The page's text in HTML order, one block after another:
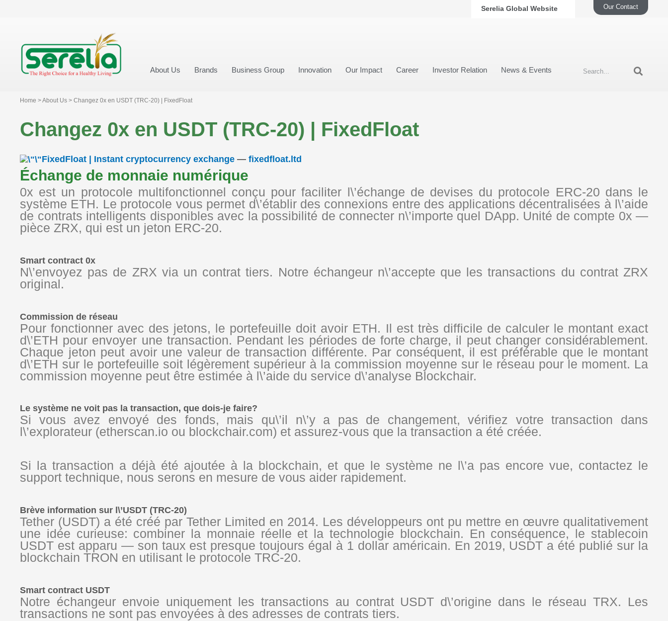
Serelia Global Website Our Contact
About Us Brands Business Group Innovation Our Impact Career Investor Relation News & Events
Home > About Us > Changez 0x en USDT (TRC-20) | FixedFloat
Changez 0x en USDT (TRC-20) | FixedFloat
FixedFloat | Instant cryptocurrency exchange — fixedfloat.ltd
Échange de monnaie numérique
0x est un protocole multifonctionnel conçu pour faciliter l\’échange de devises du protocole ERC-20 dans le
système ETH. Le protocole vous permet d\’établir des connexions entre des applications décentralisées à l\’aide
de contrats intelligents disponibles avec la possibilité de connecter n\’importe quel DApp. Unité de compte 0x —
pièce ZRX, qui est un jeton ERC-20.
Smart contract 0x
N\’envoyez pas de ZRX via un contrat tiers. Notre échangeur n\’accepte que les transactions du contrat ZRX
original.
Commission de réseau
Pour fonctionner avec des jetons, le portefeuille doit avoir ETH. Il est très difficile de calculer le montant exact
d\’ETH pour envoyer une transaction. Pendant les périodes de forte charge, il peut changer considérablement.
Chaque jeton peut avoir une valeur de transaction différente. Par conséquent, il est préférable que le montant
d\’ETH sur le portefeuille soit légèrement supérieur à la commission moyenne sur le réseau pour le moment. La
commission moyenne peut être estimée à l\’aide du service d\’analyse Blockchair.
Le système ne voit pas la transaction, que dois-je faire?
Si vous avez envoyé des fonds, mais qu\’il n\’y a pas de changement, vérifiez votre transaction dans
l\’explorateur (etherscan.io ou blockchair.com) et assurez-vous que la transaction a été créée.
Si la transaction a déjà été ajoutée à la blockchain, et que le système ne l\’a pas encore vue, contactez le
support technique, nous serons en mesure de vous aider rapidement.
Brève information sur l\’USDT (TRC-20)
Tether (USDT) a été créé par Tether Limited en 2014. Les développeurs ont pu mettre en œuvre qualitativement
une idée curieuse: combiner la monnaie réelle et la technologie blockchain. En conséquence, le stablecoin
USDT est apparu — son taux est presque toujours égal à 1 dollar américain. En 2019, USDT a été publié sur la
blockchain TRON en utilisant le protocole TRC-20.
Smart contract USDT
Notre échangeur envoie uniquement les transactions au contrat USDT d\’origine dans le réseau TRX. Les
transactions ne sont pas envoyées à des adresses de contrats tiers.